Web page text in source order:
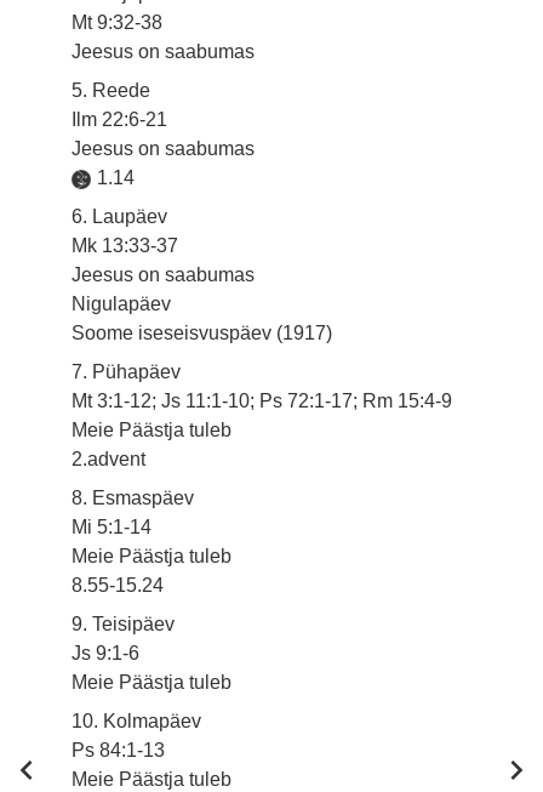
Mt 9:32-38
Jeesus on saabumas
5. Reede
Ilm 22:6-21
Jeesus on saabumas
1.14
6. Laupäev
Mk 13:33-37
Jeesus on saabumas
Nigulapäev
Soome iseseisvuspäev (1917)
7. Pühapäev
Mt 3:1-12; Js 11:1-10; Ps 72:1-17; Rm 15:4-9
Meie Päästja tuleb
2.advent
8. Esmaspäev
Mi 5:1-14
Meie Päästja tuleb
8.55-15.24
9. Teisipäev
Js 9:1-6
Meie Päästja tuleb
10. Kolmapäev
Ps 84:1-13
Meie Päästja tuleb